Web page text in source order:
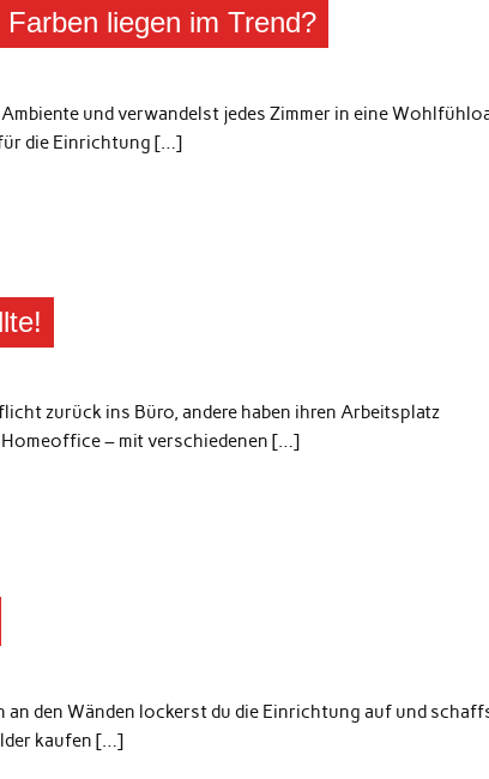
liegen im Trend?
und verwandelst jedes Zimmer in eine
die Einrichtung […]
zurück ins Büro, andere haben ihren Arbeitsplatz
– mit verschiedenen […]
den Wänden lockerst du die Einrichtung auf und
kaufen […]